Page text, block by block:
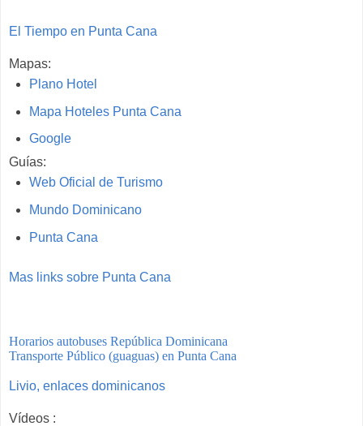
El Tiempo en Punta Cana
Mapas:
Plano Hotel
Mapa Hoteles Punta Cana
Google
Guías:
Web Oficial de Turismo
Mundo Dominicano
Punta Cana
Mas links sobre Punta Cana
Horarios autobuses República Dominicana
Transporte Público (guaguas) en Punta Cana
Livio, enlaces dominicanos
Vídeos :